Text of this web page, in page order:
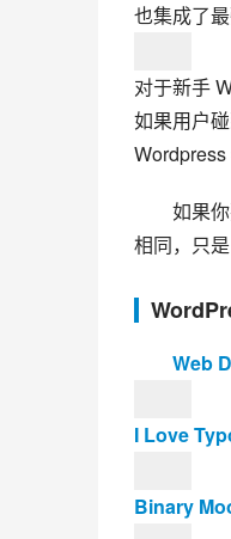
也集成了
对于新手
如果用户
Wordpress
如果
相同，只
Web
I Love
Binary